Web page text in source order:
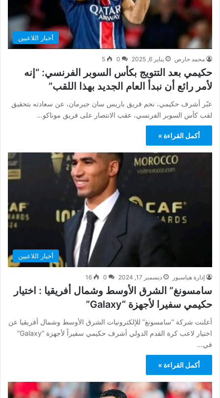
أخبار اللاعبين
محمد حارص يناير 6, 2025 0
5
حكيمي بعد التتويج بكأس السوبر الفرنسي: “إنه
لأمر رائع أن نبدأ العام الجديد بهذا اللقب”
عبّر أشرف حكيمي، نجم فريق باريس سان جيرمان، عن سعادته بتحقيق
لقب كأس السوبر الفرنسي، عقب الانتصار على فريق موناكو…
أكمل القراءة »
أخبار اللاعبين
إدارة هياسبور ديسمبر 17, 2024 0
16
سامسونغ” الشرق الأوسط وشمال أفريقيا : اختيار
حكيمي سفيرا لأجهزة “Galaxy”
أعلنت شركة “سامسونغ” للإلكترونيات الشرق الأوسط وشمال أفريقيا عن
اختيار لاعب كرة القدم الدولي أشرف حكيمي سفيراً لأجهزة “Galaxy”
في…
أكمل القراءة »